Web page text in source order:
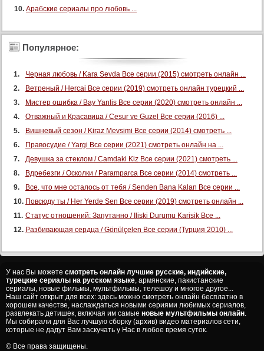
Арабские сериалы про любовь ...
Популярное:
Черная любовь / Kara Sevda Все серии (2015) смотреть онлайн ...
Ветреный / Hercai Все серии (2019) смотреть онлайн турецкий ...
Мистер ошибка / Bay Yanlis Все серии (2020) смотреть онлайн ...
Отважный и Красавица / Cesur ve Guzel Все серии (2016) ...
Вишневый сезон / Kiraz Mevsimi Все серии (2014) смотреть ...
Правосудие / Yargi Все серии (2021) смотреть онлайн на ...
Девушка за стеклом / Camdaki Kiz Все серии (2021) смотреть ...
Вдребезги / Осколки / Paramparca Все серии (2014) смотреть ...
Все, что мне осталось от тебя / Senden Bana Kalan Все серии ...
Повсюду ты / Her Yerde Sen Все серии (2019) смотреть онлайн ...
Статус отношений: Запутанно / Iliski Durumu Karisik Все ...
Разбивающая сердца / Gönülçelen Все серии (Турция 2010) ...
У нас Вы можете смотреть онлайн лучшие русские, индийские,
турецкие сериалы на русском языке, армянские, пакистанские
сериалы, новые фильмы, мультфильмы, телешоу и многое другое...
Наш сайт открыт для всех: здесь можно смотреть онлайн бесплатно в
хорошем качестве, наслаждаться новыми сериями любимых сериалов,
развлекать детишек, включая им самые новые мультфильмы онлайн.
Мы собирали для Вас лучшую сборку (архив) видео материалов сети,
которые не дадут Вам заскучать у Нас в любое время суток.
© Все права защищены.